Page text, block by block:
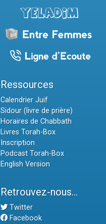
Ressources
Calendrier Juif
Sidour (livre de prière)
Horaires de Chabbath
Livres Torah-Box
Inscription
Podcast Torah-Box
English Version
Retrouvez-nous...
Twitter
Facebook